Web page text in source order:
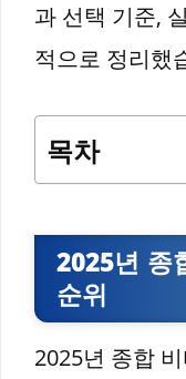
과 선택 기준,
적으로 정리했
목차
2025년 종
순위
2025년 종합